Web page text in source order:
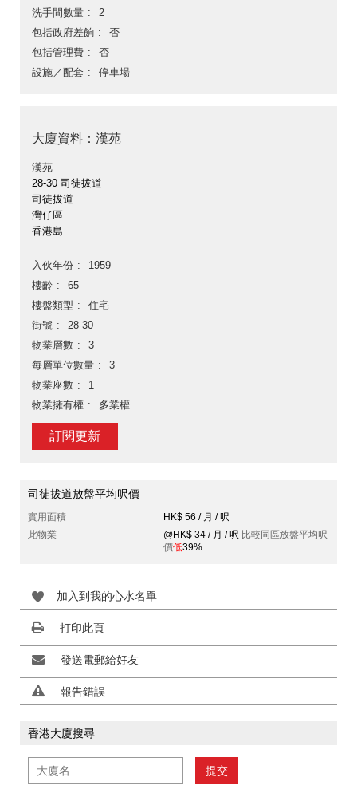
洗手間數量
2
包括政府差餉
否
包括管理費
否
設施／配套
停車場
大廈資料：漢苑
漢苑
28-30 司徒拔道
司徒拔道
灣仔區
香港島
入伙年份
1959
樓齡
65
樓盤類型
住宅
街號
28-30
物業層數
3
每層單位數量
3
物業座數
1
物業擁有權
多業權
訂閱更新
司徒拔道放盤平均呎價
實用面積
HK$ 56 / 月 / 呎
此物業
@HK$ 34 / 月 / 呎 比較同區放盤平均呎
價低39%
加入到我的心水名單
打印此頁
發送電郵給好友
報告錯誤
香港大廈搜尋
提交